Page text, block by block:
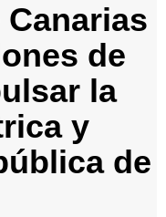
de
la
y
de